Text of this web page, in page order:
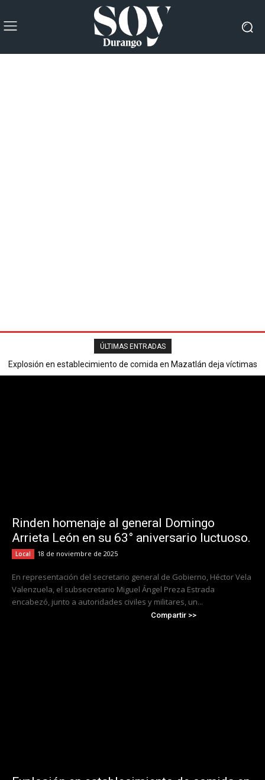
ÚLTIMAS ENTRADAS
Explosión en establecimiento de comida en Mazatlán deja víctimas
mortales y varios heridos.
Rinden homenaje al general Domingo
Arrieta León en su 63° aniversario luctuoso.
Local 18 de noviembre de 2025
En representación del secretario general de Gobierno, Héctor Vela
Valenzuela, el subsecretario Miguel Ángel Preza Estrada
encabezó, junto a autoridades civiles y militares, un...
Compartir >>